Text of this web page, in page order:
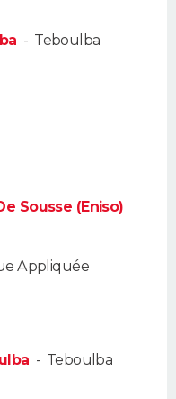
- Teboulba
Sousse (Eniso)
Appliquée
- Teboulba